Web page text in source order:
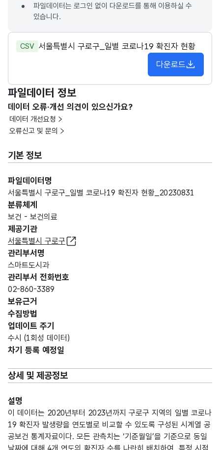
파일데이터는 로그인 없이 다운로드를 통해 이용하실 수
있습니다.
CSV 서울특별시 구로구_일별 코로나19 확진자 현황
다운로드
파일데이터 정보
데이터 오류·개선 의견이 있으신가요?
데이터 개선요청
오류신고 및 문의
기본 정보
파일데이터명
서울특별시 구로구_일별 코로나19 확진자 현황_20230831
분류체계
보건 - 보건의료
제공기관
서울특별시 구로구
관리부서명
스마트도시과
관리부서 전화번호
02-860-3389
보유근거
수집방법
업데이트 주기
수시 (1회성 데이터)
차기 등록 예정일
상세 및 제공정보
설명
이 데이터는 2020년부터 2023년까지 구로구 지역의 일별 코로나
19 확진자 발생량을 연도별로 비교할 수 있도록 구성된 시계열 공
공보건 통계자료이다. 모든 관측치는 ‘기준월일’을 기준으로 동일